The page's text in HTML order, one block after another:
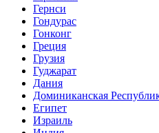
Гернси
Гондурас
Гонконг
Греция
Грузия
Гуджарат
Дания
Доминиканская
Египет
Израиль